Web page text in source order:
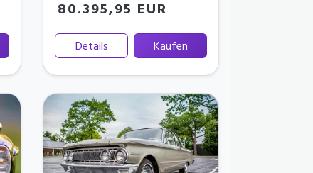
80.395,95 EUR
Details Kaufen